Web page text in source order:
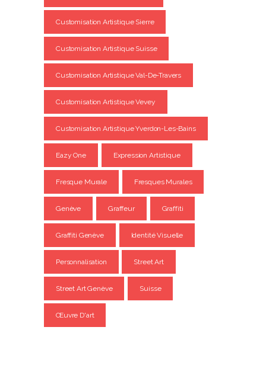
Customisation Artistique Sierre
Customisation Artistique Suisse
Customisation Artistique Val-De-Travers
Customisation Artistique Vevey
Customisation Artistique Yverdon-Les-Bains
Eazy One Expression Artistique
Fresque Murale Fresques Murales
Genève Graffeur Graffiti
Graffiti Genève Identité Visuelle
Personnalisation Street Art
Street Art Genève Suisse
Œuvre D'art